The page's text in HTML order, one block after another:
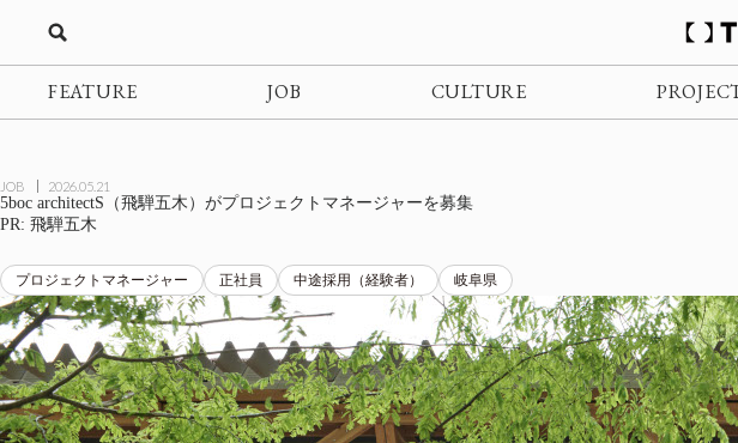
FEATURE JOB CULTURE
JOB 2026.05.21
5boc architectS（飛騨五木）がプロジェクトマネージャーを募集
PR: 飛騨五木
プロジェクトマネージャー 正社員 中途採用（経験者） 岐阜県